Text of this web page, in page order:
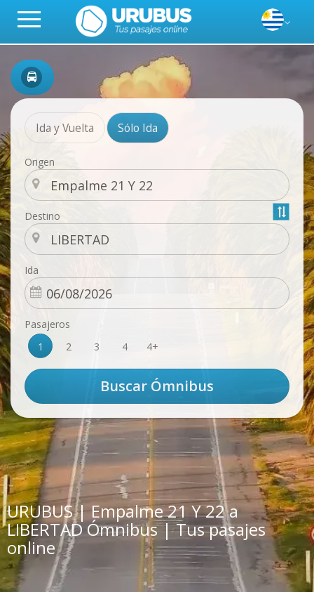
Ida y Vuelta Sólo Ida
Origen
Destino
Ida
Pasajeros
1
2 3 4 4+
URUBUS | Empalme 21 Y 22 a
LIBERTAD Ómnibus | Tus pasajes
online